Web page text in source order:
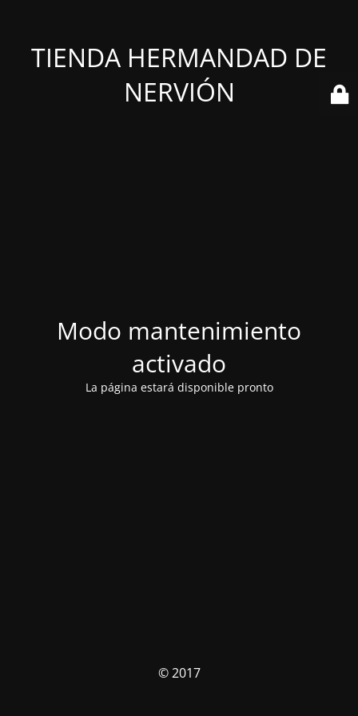
TIENDA HERMANDAD DE
NERVIÓN
Modo mantenimiento
activado
La página estará disponible pronto
© 2017